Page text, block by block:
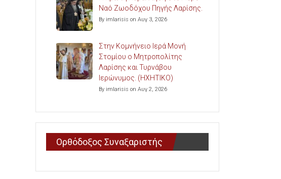
Ναό Ζωοδόχου Πηγής Λαρίσης.
By imlarisis on Αυγ 3, 2026
Στην Κομνήνειο Ιερά Μονή
Στομίου ο Μητροπολίτης
Λαρίσης και Τυρνάβου
Ιερώνυμος. (ΗΧΗΤΙΚΟ)
By imlarisis on Αυγ 2, 2026
Ορθόδοξος Συναξαριστής